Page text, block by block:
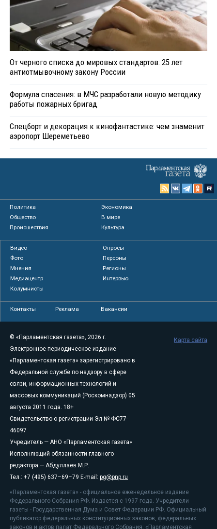
От черного списка до мировых стандартов: 25 лет
антиотмывочному закону России
Формула спасения: в МЧС разработали новую методику
работы пожарных бригад
Спецборт и декорация к кинофантастике: чем знаменит
аэропорт Шереметьево
Политика
Экономика
Общество
В мире
Происшествия
Культура
Видео
Опросы
Фото
Персоны
Мнения
Регионы
Медиацентр
Интервью
Колумнисты
Контакты Реклама Вакансии
© «Парламентская газета», 2026 г.
Электронное периодическое издание
«Парламентская газета» зарегистрировано в
Федеральной службе по надзору в сфере
связи, информационных технологий и
массовых коммуникаций (Роскомнадзор) 05
августа 2011 года. 18+
Свидетельство о регистрации Эл № ФС77-
46097
Учредитель — АНО «Парламентская газета»
Исполняющий обязанности главного
редактора — Абдуллаев М.Р.
Тел.: +7 (495) 637–69–79 E-mail: pg@pnp.ru
«Парламентская газета» - официальное еженедельное издание
Федерального Собрания РФ. Издается с 1997 года. Учредители
газеты - Государственная Дума и Совет Федерации РФ. Официальный
публикатор федеральных конституционных законов, федеральных
законов и актов палат Федерального Собрания. «Парламентская
Карта сайта